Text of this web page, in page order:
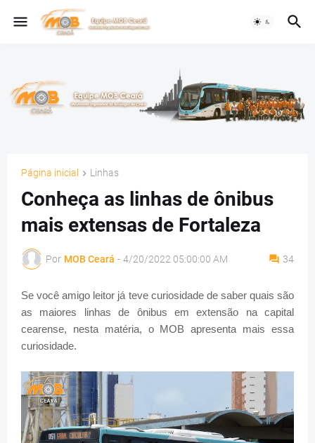
Página inicial Linhas
Conheça as linhas de ônibus
mais extensas de Fortaleza
Por MOB Ceará - 4/20/2022 05:00:00 AM 34
Se você amigo leitor já teve curiosidade de saber quais são
as maiores linhas de ônibus em extensão na capital
cearense, nesta matéria, o MOB apresenta mais essa
curiosidade.